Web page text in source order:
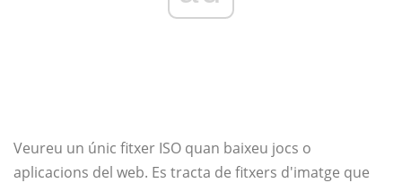
Veureu un únic fitxer ISO quan baixeu jocs o
aplicacions del web. Es tracta de fitxers d'imatge que